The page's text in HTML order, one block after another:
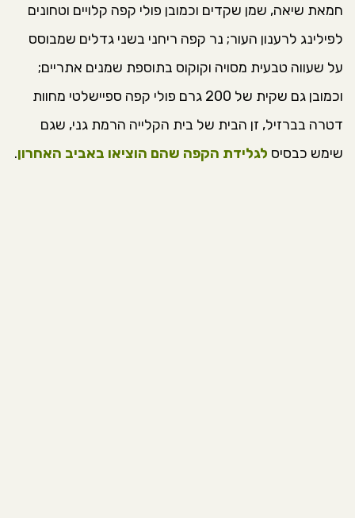
חמאת שיאה, שמן שקדים וכמובן פולי קפה קלויים וטחונים
לפילינג לרענון העור; נר קפה ריחני בשני גדלים שמבוסס
על שעווה טבעית מסויה וקוקוס בתוספת שמנים אתריים;
וכמובן גם שקית של 200 גרם פולי קפה ספיישלטי מחוות
דטרה בברזיל, זן הבית של בית הקלייה הרמת גני, שגם
שימש כבסיס לגלידת הקפה שהם הוציאו באביב האחרון.